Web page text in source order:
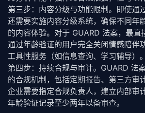
第三步：内容分级与功能限制。即使通
还需要实施内容分级系统，确保不同年
的内容体验。对于 GUARD 法案，最直
通过年龄验证的用户完全关闭情感陪伴
工具性服务（如信息查询、学习辅导）。
第四步：持续合规与审计。GUARD 法
的合规机制，包括定期报告、第三方审
企业需要指定合规负责人，建立内部审
年龄验证记录至少两年以备审查。